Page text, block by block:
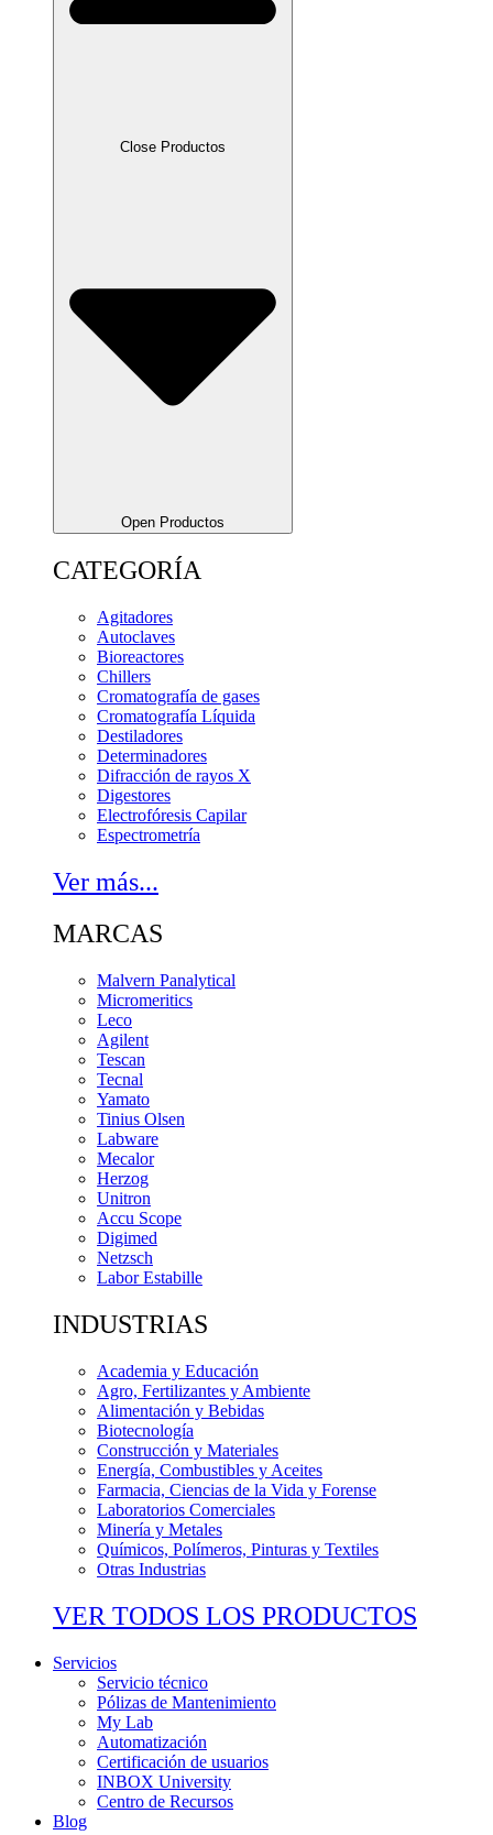
Close Productos
Open Productos
CATEGORÍA
Agitadores
Autoclaves
Bioreactores
Chillers
Cromatografía de gases
Cromatografía Líquida
Destiladores
Determinadores
Difracción de rayos X
Digestores
Electrofóresis Capilar
Espectrometría
Ver más...
MARCAS
Malvern Panalytical
Micromeritics
Leco
Agilent
Tescan
Tecnal
Yamato
Tinius Olsen
Labware
Mecalor
Herzog
Unitron
Accu Scope
Digimed
Netzsch
Labor Estabille
INDUSTRIAS
Academia y Educación
Agro, Fertilizantes y Ambiente
Alimentación y Bebidas
Biotecnología
Construcción y Materiales
Energía, Combustibles y Aceites
Farmacia, Ciencias de la Vida y Forense
Laboratorios Comerciales
Minería y Metales
Químicos, Polímeros, Pinturas y Textiles
Otras Industrias
VER TODOS LOS PRODUCTOS
Servicios
Servicio técnico
Pólizas de Mantenimiento
My Lab
Automatización
Certificación de usuarios
INBOX University
Centro de Recursos
Blog